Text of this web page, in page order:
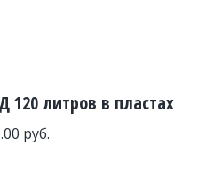
литров в пластах
руб.